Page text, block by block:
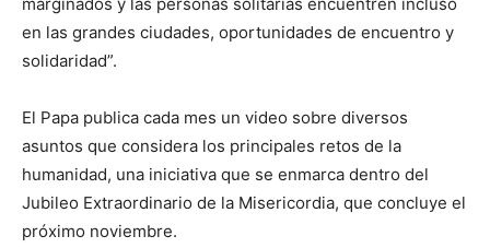
en las grandes ciudades, oportunidades de encuentro y
solidaridad”.
El Papa publica cada mes un video sobre diversos
asuntos que considera los principales retos de la
humanidad, una iniciativa que se enmarca dentro del
Jubileo Extraordinario de la Misericordia, que concluye el
próximo noviembre.